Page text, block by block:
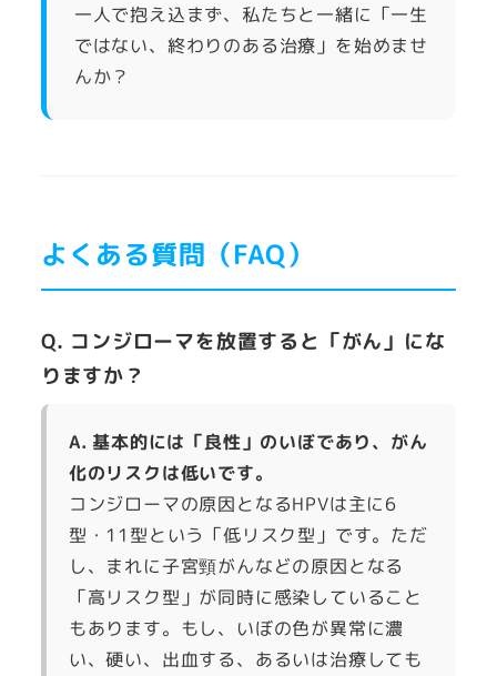
一人で抱え込まず、私たちと一緒に「一生
ではない、終わりのある治療」を始めませ
んか？
よくある質問（FAQ）
Q. コンジローマを放置すると「がん」にな
りますか？
A. 基本的には「良性」のいぼであり、がん
化のリスクは低いです。
コンジローマの原因となるHPVは主に6
型・11型という「低リスク型」です。ただ
し、まれに子宮頸がんなどの原因となる
「高リスク型」が同時に感染していること
もあります。もし、いぼの色が異常に濃
い、硬い、出血する、あるいは治療しても